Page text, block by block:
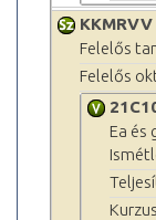
Felelős
Felelős
Ea és